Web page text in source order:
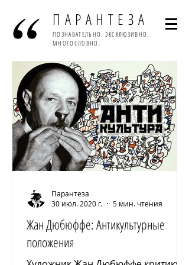
ПАРАНТЕЗА
ПОЗНАВАТЕЛЬНО. ЭКСКЛЮЗИВНО.
МНОГОСЛОВНО.
Жан Дюбюффе: Антикультурные
положения
Парантеза
30 июл. 2020 г.
5 мин. чтения